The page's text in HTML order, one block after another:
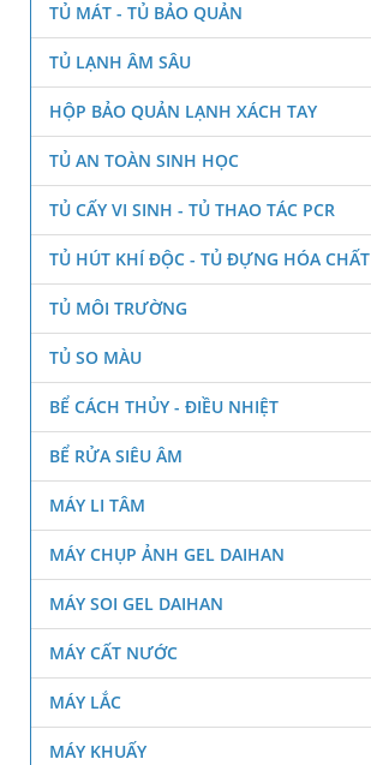
TỦ MÁT - TỦ BẢO QUẢN
TỦ LẠNH ÂM SÂU
HỘP BẢO QUẢN LẠNH XÁCH TAY
TỦ AN TOÀN SINH HỌC
TỦ CẤY VI SINH - TỦ THAO TÁC PCR
TỦ HÚT KHÍ ĐỘC - TỦ ĐỰNG HÓA CHẤT
TỦ MÔI TRƯỜNG
TỦ SO MÀU
BỂ CÁCH THỦY - ĐIỀU NHIỆT
BỂ RỬA SIÊU ÂM
MÁY LI TÂM
MÁY CHỤP ẢNH GEL DAIHAN
MÁY SOI GEL DAIHAN
MÁY CẤT NƯỚC
MÁY LẮC
MÁY KHUẤY